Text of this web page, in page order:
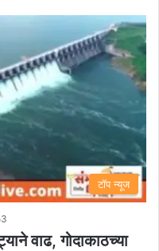
टॉप न्यूज
वाढ, गोदाकाठच्या